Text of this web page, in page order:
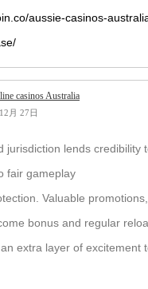
aussie-casinos-
casinos Australia
月 27日
jurisdiction lends credibility
fair gameplay
Valuable
bonus and regular
extra layer of excitement